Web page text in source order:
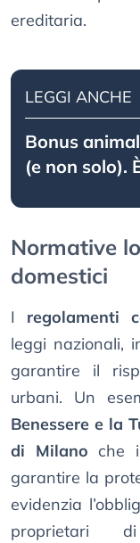
ereditaria.
LEGGI ANCHE
Bonus
(e non solo).
Normative
domestici
I regolamenti
leggi nazionali,
garantire il
urbani. Un
Benessere e la
di Milano che
garantire la
evidenzia
proprietari